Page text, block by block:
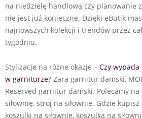
na niedzielę handlową czy planowanie
nie jest już konieczne. Dzięki eButik
najnowszych kolekcji i trendów przez
tygodniu.
Stylizacje na różne okazje – Czy
w garniturze? Zara garnitur damski,
Reserved garnitur damski. Polecamy na
siłownię, stroj na siłownie. Gdzie
koszulki na siłownie, koszulka na